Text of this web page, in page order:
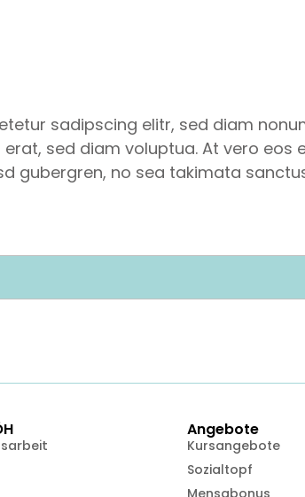
sadipscing elitr, sed diam
sed diam voluptua. At vero eos
gubergren, no sea takimata
Angebote
Kursangebote
Sozialtopf
Mensabonus